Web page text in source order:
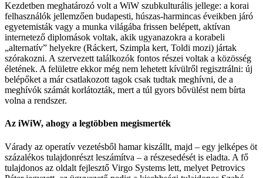
Kezdetben meghatározó volt a WiW szubkulturális jellege: a korai
felhasználók jellemzően budapesti, húszas-harmincas éveikben járó
egyetemisták vagy a munka világába frissen belépett, aktívan
internetező diplomások voltak, akik ugyanazokra a korabeli
„alternatív” helyekre (Ráckert, Szimpla kert, Toldi mozi) jártak
szórakozni. A szervezett találkozók fontos részei voltak a közösség
életének. A felületre ekkor még nem lehetett kívülről regisztrálni: új
belépőket a már csatlakozott tagok csak tudtak meghívni, de a
meghívók számát korlátozták, mert a túl gyors bővülést nem bírta
volna a rendszer.
Az iWiW, ahogy a legtöbben megismerték
Várady az operatív vezetésből hamar kiszállt, majd – egy jelképes öt
százalékos tulajdonrészt leszámítva – a részesedését is eladta. A fő
tulajdonos az oldalt fejlesztő Virgo Systems lett, melyet Petrovics